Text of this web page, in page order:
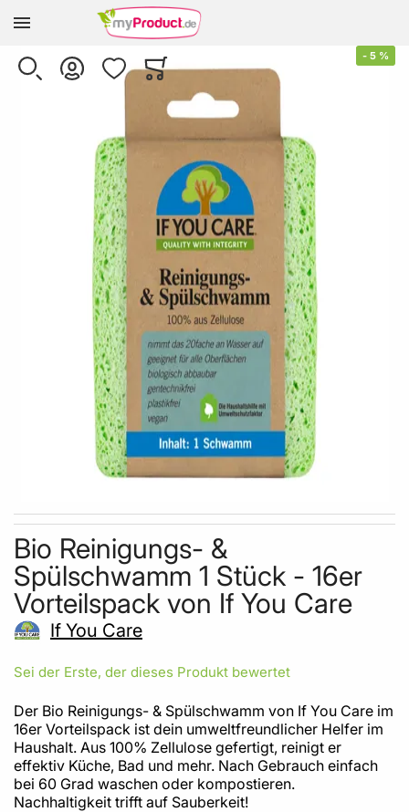
Zur Homepage
SUCHE KONTO WUNSCHLISTEWARENKORB
Minicart
Skip to the beginning of the images gallery
- 5 %
Bio Reinigungs- &
Spülschwamm 1 Stück - 16er
Vorteilspack von If You Care
If You Care
Sei der Erste, der dieses Produkt bewertet
Der Bio Reinigungs- & Spülschwamm von If You Care im
16er Vorteilspack ist dein umweltfreundlicher Helfer im
Haushalt. Aus 100% Zellulose gefertigt, reinigt er
effektiv Küche, Bad und mehr. Nach Gebrauch einfach
bei 60 Grad waschen oder kompostieren.
Nachhaltigkeit trifft auf Sauberkeit!